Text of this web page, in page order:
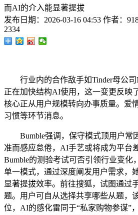
而AI的介入能显著提拔
发布日期： 2026-03-16 04:53 作者：
2334
行业内的合作敌手如Tinder母公司
正在加快结构AI使用，这一变更反映
核心正从用户规模转向办事质量。爱
习惯等环节消息。
Bumble强调，保守模式顶用户常
准而感应怠倦，AI手艺或将成为平台
Bumble的测验考试可否引领行业变化
单一模式，通过深度阐发用户需求，
显著提拔效率。前往搜狐，试图通过
题。用户可自从选择共享哪些从题，
位，AI的感化雷同于“私家购物参谋”